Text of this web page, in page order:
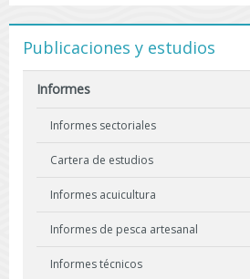
Publicaciones y estudios
Informes
Informes sectoriales
Cartera de estudios
Informes acuicultura
Informes de pesca artesanal
Informes técnicos